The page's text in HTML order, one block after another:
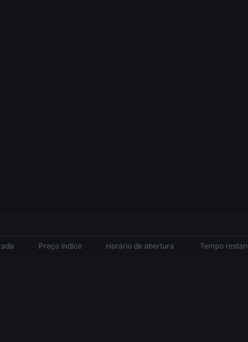
Preço índice Horário de abertura Tempo